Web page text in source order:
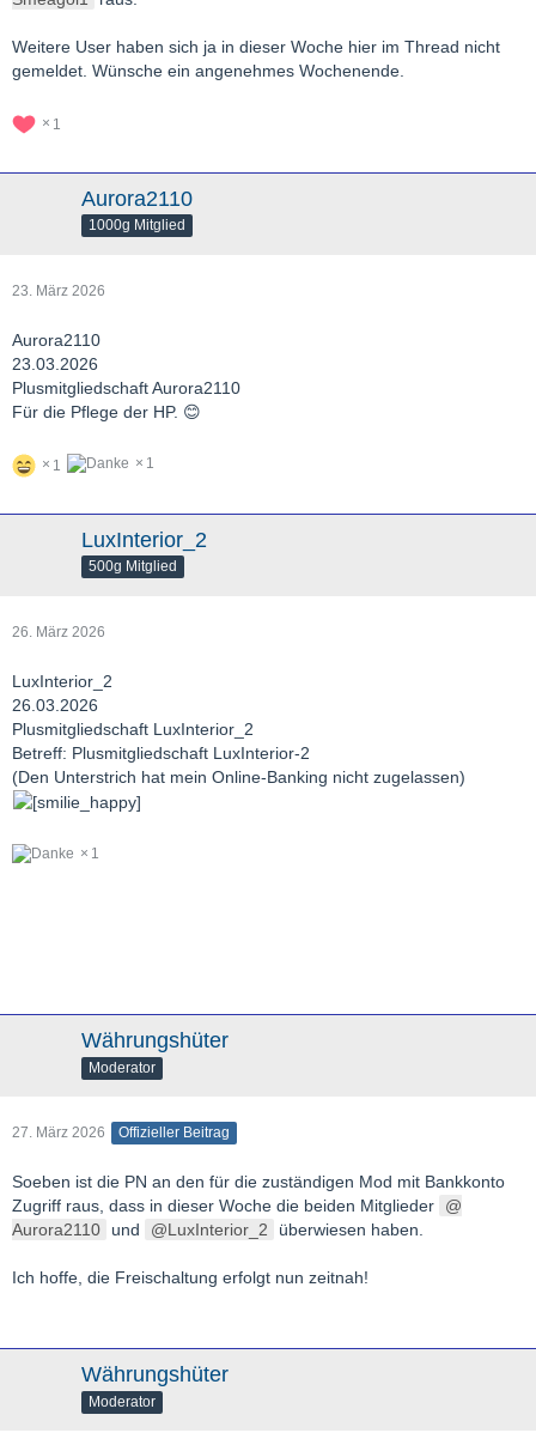
Weitere User haben sich ja in dieser Woche hier im Thread nicht
gemeldet. Wünsche ein angenehmes Wochenende.
1
Aurora2110
1000g Mitglied
23. März 2026
Aurora2110
23.03.2026
Plusmitgliedschaft Aurora2110
Für die Pflege der HP. 😊
1 1
LuxInterior_2
500g Mitglied
26. März 2026
LuxInterior_2
26.03.2026
Plusmitgliedschaft LuxInterior_2
Betreff: Plusmitgliedschaft LuxInterior-2
(Den Unterstrich hat mein Online-Banking nicht zugelassen)
1
Währungshüter
Moderator
27. März 2026 Offizieller Beitrag
Soeben ist die PN an den für die zuständigen Mod mit Bankkonto
Zugriff raus, dass in dieser Woche die beiden Mitglieder
Aurora2110
und LuxInterior_2 überwiesen haben.
Ich hoffe, die Freischaltung erfolgt nun zeitnah!
Währungshüter
Moderator